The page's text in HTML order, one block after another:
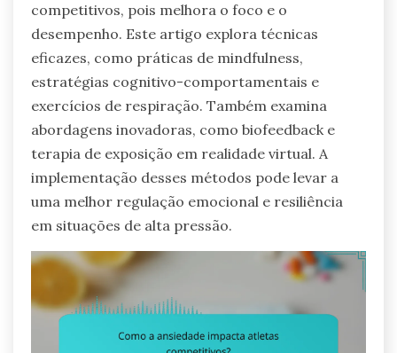
competitivos, pois melhora o foco e o
desempenho. Este artigo explora técnicas
eficazes, como práticas de mindfulness,
estratégias cognitivo-comportamentais e
exercícios de respiração. Também examina
abordagens inovadoras, como biofeedback e
terapia de exposição em realidade virtual. A
implementação desses métodos pode levar a
uma melhor regulação emocional e resiliência
em situações de alta pressão.